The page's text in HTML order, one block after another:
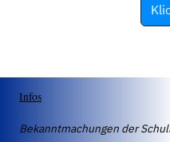
Infos
Bekanntmachungen der